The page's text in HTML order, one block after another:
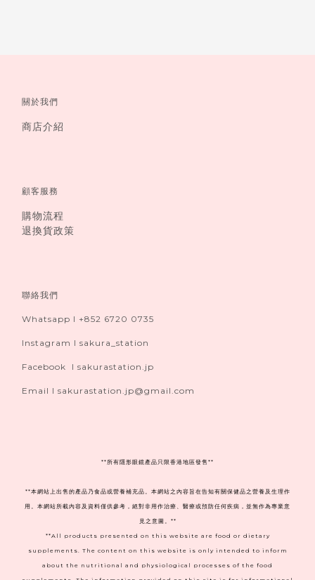
關於我們
商店介紹
顧客服務
購物流程
退換貨政策
聯絡我們
Whatsapp I +852 6720 0735
Instagram I sakura_station
Facebook I sakurastation.jp
Email I sakurastation.jp@gmail.com
** 所有隱形眼鏡產品只限香港地區發售**
**本網站上出售的產品乃食品或營養補充品。本網站之內容旨在告知有關保健品之營養及生理作
用。本網站所載內容及資料僅供參考，絕對非用作治療、醫療或預防任何疾病，並無作為專業意
見之意圖。**
**All products presented on this website are food or dietary
supplements. The content on this website is only intended to inform
about the nutritional and physiological processes of the food